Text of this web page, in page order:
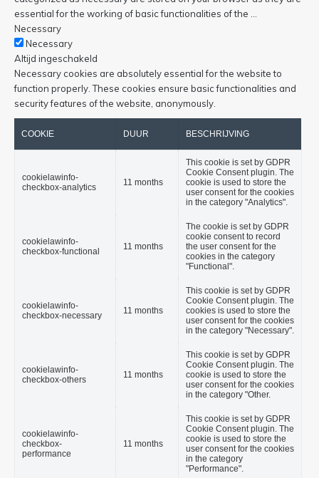
essential for the working of basic functionalities of the
Necessary
Necessary
Altijd ingeschakeld
Necessary cookies are absolutely essential for the website to
function properly. These cookies ensure basic functionalities and
security features of the website, anonymously.
COOKIE DUUR BESCHRIJVING
cookielawinfo-
checkbox-analytics
11 months
This cookie is set by GDPR
Cookie Consent plugin. The
cookie is used to store the
user consent for the cookies
in the category "Analytics".
cookielawinfo-
checkbox-functional
11 months
The cookie is set by GDPR
cookie consent to record
the user consent for the
cookies in the category
"Functional".
cookielawinfo-
checkbox-necessary
11 months
This cookie is set by GDPR
Cookie Consent plugin. The
cookies is used to store the
user consent for the cookies
in the category "Necessary".
cookielawinfo-
checkbox-others
11 months
This cookie is set by GDPR
Cookie Consent plugin. The
cookie is used to store the
user consent for the cookies
in the category "Other.
cookielawinfo-
checkbox-
performance
11 months
This cookie is set by GDPR
Cookie Consent plugin. The
cookie is used to store the
user consent for the cookies
in the category
"Performance".